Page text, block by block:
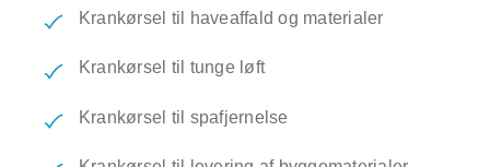
Krankørsel til haveaffald og materialer
Krankørsel til tunge løft
Krankørsel til spafjernelse